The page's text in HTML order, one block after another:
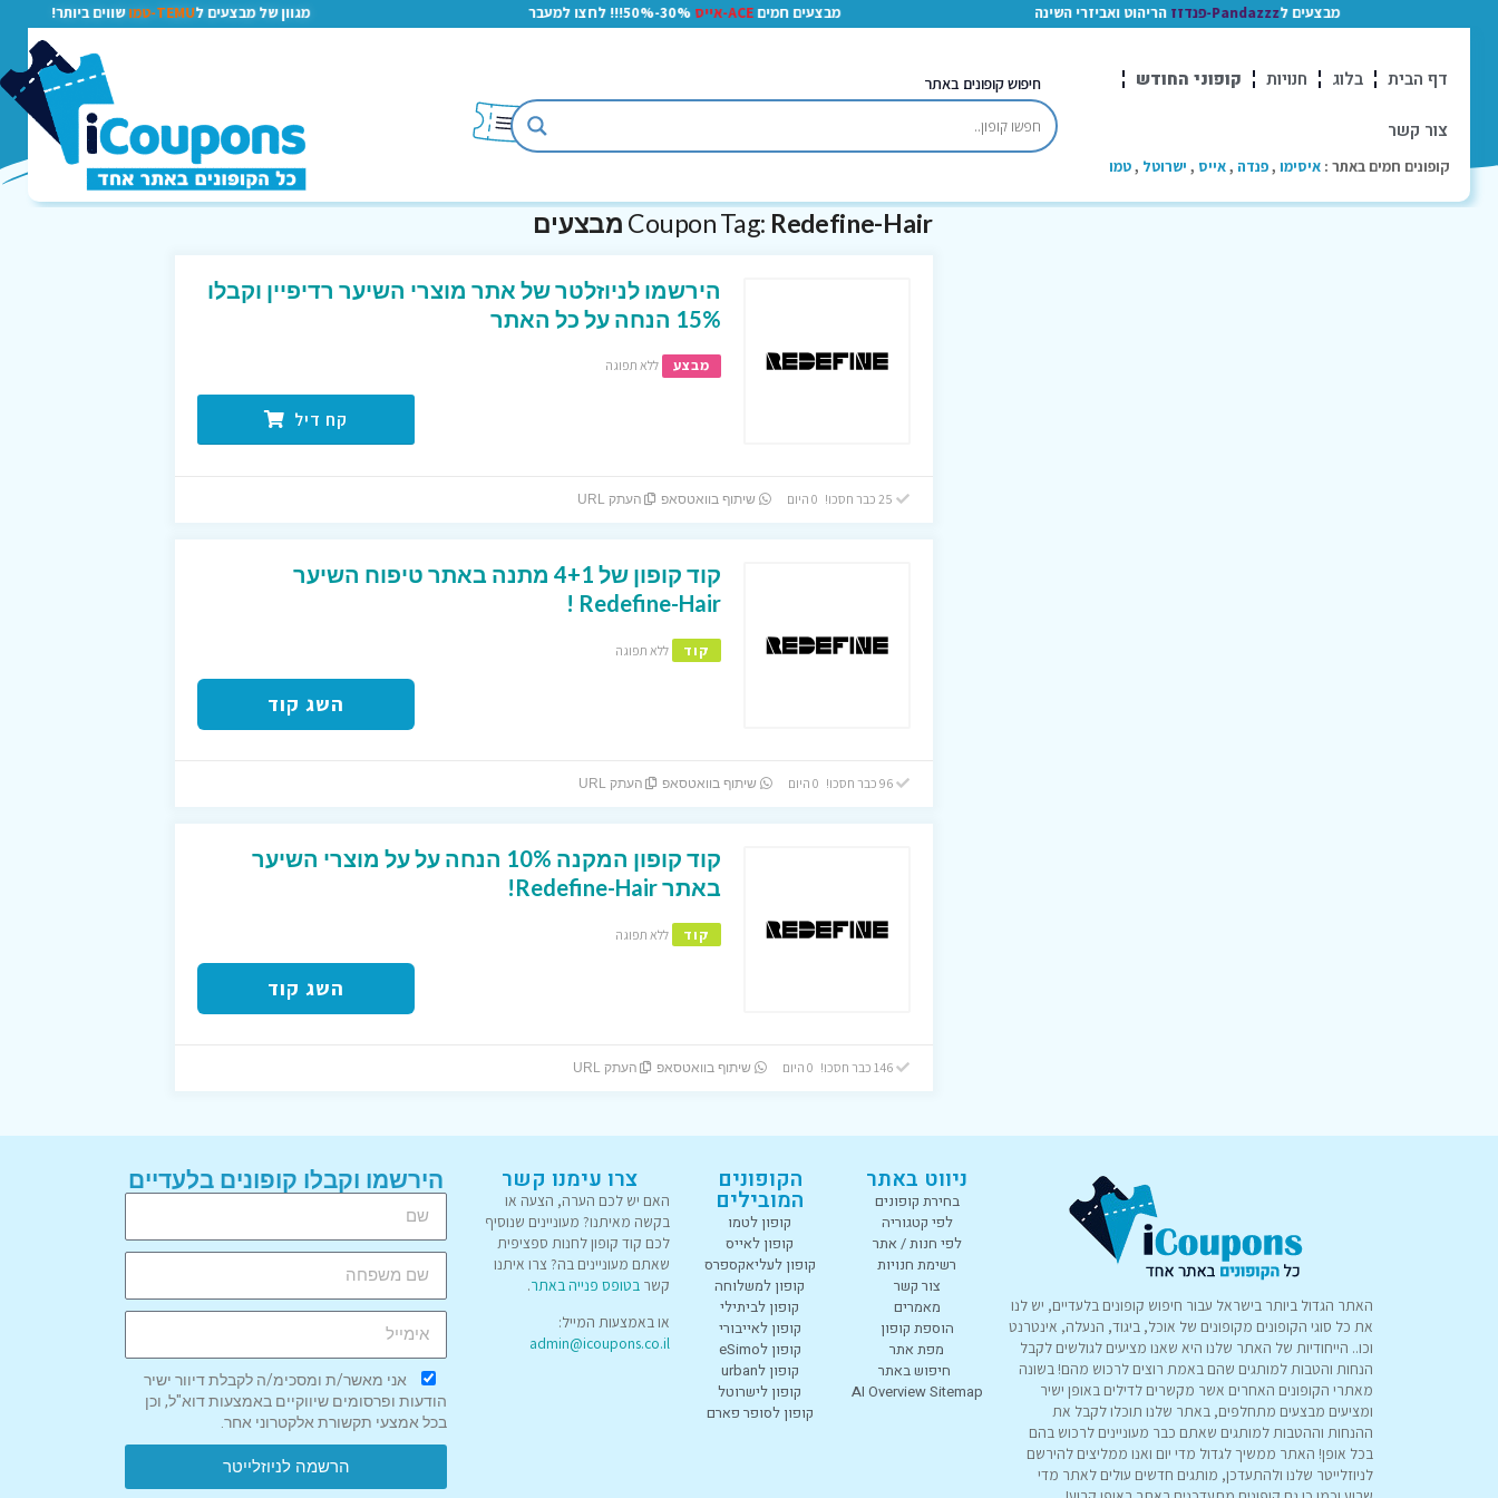
מבצעים לPandazzz-פנדזז הריהוט ואביזרי השינה מבצעים חמיםACE-אייס 30%-50%!!! לחצו למעבר מגוון של מבצעים לTEMU-טמו שווים ביותר!
דף הבית בלוג חנויות קופוני החודש
צור קשר
קופונים חמים באתר : איסימו ,פנדה ,אייס , ישרוטל ,טמו
חיפוש קופונים באתר
Coupon Tag: Redefine-Hair מבצעים
הירשמו לניוזלטר של אתר מוצרי השיער רדיפיין וקבלו
15% הנחה על כל האתר
מבצע ללא תפוגה
קח דיל
שיתוף בוואטסאפ העתק URL
קוד קופון של 4+1 מתנה באתר טיפוח השיער
Redefine-Hair !
קוד ללא תפוגה
השג קוד
96 כבר חסכו! 0 היום שיתוף בוואטסאפ העתק URL
קוד קופון המקנה 10% הנחה על על מוצרי השיער
באתר Redefine-Hair!
קוד ללא תפוגה
השג קוד
146 כבר חסכו! 0 היום שיתוף בוואטסאפ העתק URL
האתר הגדול ביותר בישראל עבור חיפוש קופונים בלעדיים, יש לנו
את כל סוגי הקופונים מקופונים של אוכל, ביגוד, הנעלה, אינטרנט
וכו.. הייחודיות של האתר שלנו היא שאנו מציעים לגולשים לקבל
הנחות והטבות למותגים שהם באמת רוצים לרכוש מהם! בשונה
מאתרי הקופונים האחרים אשר מקשרים לדילים באופן ישיר
ומציעים מבצעים מתחלפים, באתר שלנו תוכלו לקבל את
ההנחות וההטבות למותגים שאתם כבר מעוניינים לרכוש בהם
בכל אופן! האתר ממשיך לגדול מדי יום ואנו ממליצים להירשם
לניוזלייטר שלנו ולהתעדכן, מותגים חדשים עולים לאתר מדי
ניווט באתר
בחירת קופונים
לפי קטגוריה
לפי חנות / אתר
רשימת חנויות
צור קשר
מאמרים
הוספת קופון
מפת אתר
חיפוש באתר
AI Overview Sitemap
הקופונים
המובילים
קופון לטמו
קופון לאייס
קופון לעליאקספרס
קופון למשלוחה
קופון לביתילי
קופון לאייבורי
קופון לeSimo
קופון לurban
קופון לישרוטל
קופון לסופר פארם
צרו עימנו קשר
האם יש לכם הערה, הצעה או
בקשה מאיתנו? מעוניינים שנוסיף
לכם קוד קופון לחנות ספציפית
שאתם מעוניינים בה? צרו איתנו
קשר בטופס פנייה באתר.
או באמצעות המייל:
admin@icoupons.co.il
הירשמו וקבלו קופונים בלעדיים
אני מאשר/ת ומסכימ/ה לקבלת דיוור ישיר
הודעות ופרסומים שיווקיים באמצעות דוא"ל, וכן
בכל אמצעי תקשורת אלקטרוני אחר.
הרשמה לניוזלייטר